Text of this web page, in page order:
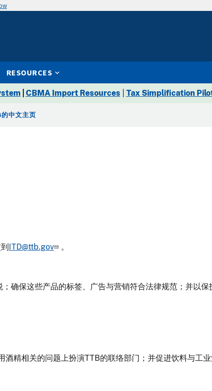
RESOURCES
CBMA Import Resources Tax Simplification
中文主页
ITD@ttb.gov 。
确保这些产品的标签、广告与营销符合法律规范；并以保
精相关的问题上扮演TTB的联络部门；并促进饮料与工